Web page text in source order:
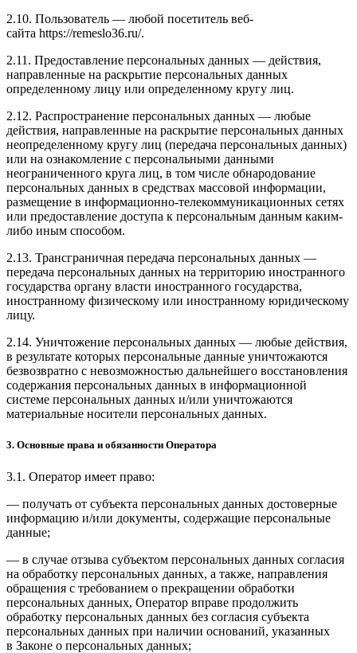
2.10. Пользователь — любой посетитель веб-
сайта https://remeslo36.ru/.
2.11. Предоставление персональных данных — действия,
направленные на раскрытие персональных данных
определенному лицу или определенному кругу лиц.
2.12. Распространение персональных данных — любые
действия, направленные на раскрытие персональных данных
неопределенному кругу лиц (передача персональных данных)
или на ознакомление с персональными данными
неограниченного круга лиц, в том числе обнародование
персональных данных в средствах массовой информации,
размещение в информационно-телекоммуникационных сетях
или предоставление доступа к персональным данным каким-
либо иным способом.
2.13. Трансграничная передача персональных данных —
передача персональных данных на территорию иностранного
государства органу власти иностранного государства,
иностранному физическому или иностранному юридическому
лицу.
2.14. Уничтожение персональных данных — любые действия,
в результате которых персональные данные уничтожаются
безвозвратно с невозможностью дальнейшего восстановления
содержания персональных данных в информационной
системе персональных данных и/или уничтожаются
материальные носители персональных данных.
3. Основные права и обязанности Оператора
3.1. Оператор имеет право:
— получать от субъекта персональных данных достоверные
информацию и/или документы, содержащие персональные
данные;
— в случае отзыва субъектом персональных данных согласия
на обработку персональных данных, а также, направления
обращения с требованием о прекращении обработки
персональных данных, Оператор вправе продолжить
обработку персональных данных без согласия субъекта
персональных данных при наличии оснований, указанных
в Законе о персональных данных;